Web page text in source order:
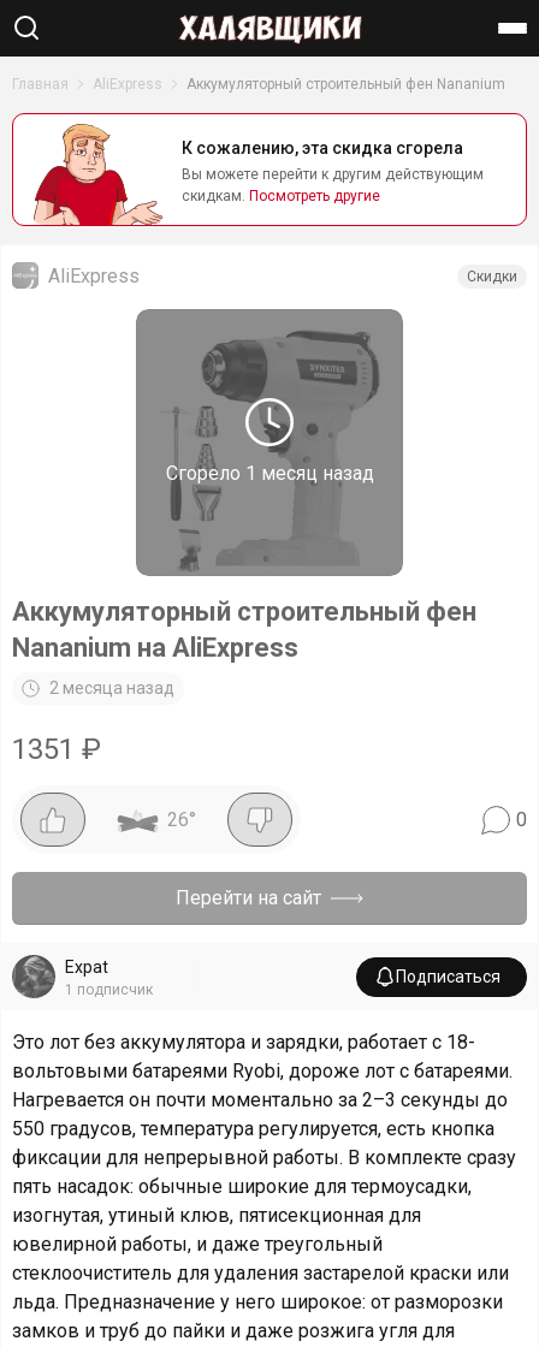
Найти
Главная AliExpress Аккумуляторный строительный фен Nananium
К сожалению, эта скидка сгорела
Вы можете перейти к другим действующим
скидкам. Посмотреть другие
Сгорело 1 месяц назад
AliExpress Скидки
Аккумуляторный строительный фен
Nananium на AliExpress
2 месяца назад
1351 ₽
26° 0
Перейти на сайт
Expat
1 подписчик
Подписаться
Это лот без аккумулятора и зарядки, работает с 18-
вольтовыми батареями Ryobi, дороже лот с батареями.
Нагревается он почти моментально за 2–3 секунды до
550 градусов, температура регулируется, есть кнопка
фиксации для непрерывной работы. В комплекте сразу
пять насадок: обычные широкие для термоусадки,
изогнутая, утиный клюв, пятисекционная для
ювелирной работы, и даже треугольный
стеклоочиститель для удаления застарелой краски или
льда. Предназначение у него широкое: от разморозки
замков и труб до пайки и даже розжига угля для